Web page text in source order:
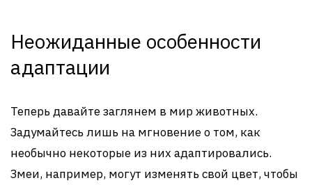
Неожиданные особенности
адаптации
Теперь давайте заглянем в мир животных.
Задумайтесь лишь на мгновение о том, как
необычно некоторые из них адаптировались.
Змеи, например, могут изменять свой цвет, чтобы